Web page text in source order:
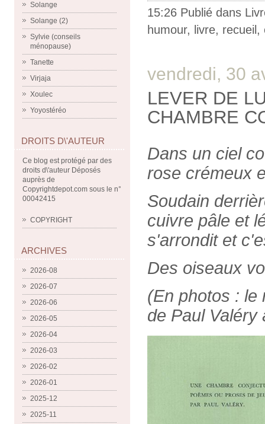
Solange
Solange (2)
Sylvie (conseils
ménopause)
Tanette
Virjaja
Xoulec
Yoyostéréo
DROITS D\'AUTEUR
Ce blog est protégé par des
droits d\'auteur Déposés
auprès de
Copyrightdepot.com sous le n°
00042415
COPYRIGHT
ARCHIVES
2026-08
2026-07
2026-06
2026-05
2026-04
2026-03
2026-02
2026-01
2025-12
2025-11
15:26 Publié dans
humour, livre, recueil ,
vendredi, 30
LEVER DE
CHAMBRE
Dans un ciel
rose crémeux
Soudain
cuivre pâle et
s'arrondit et
Des oiseaux
(En photos : le
de Paul Valéry